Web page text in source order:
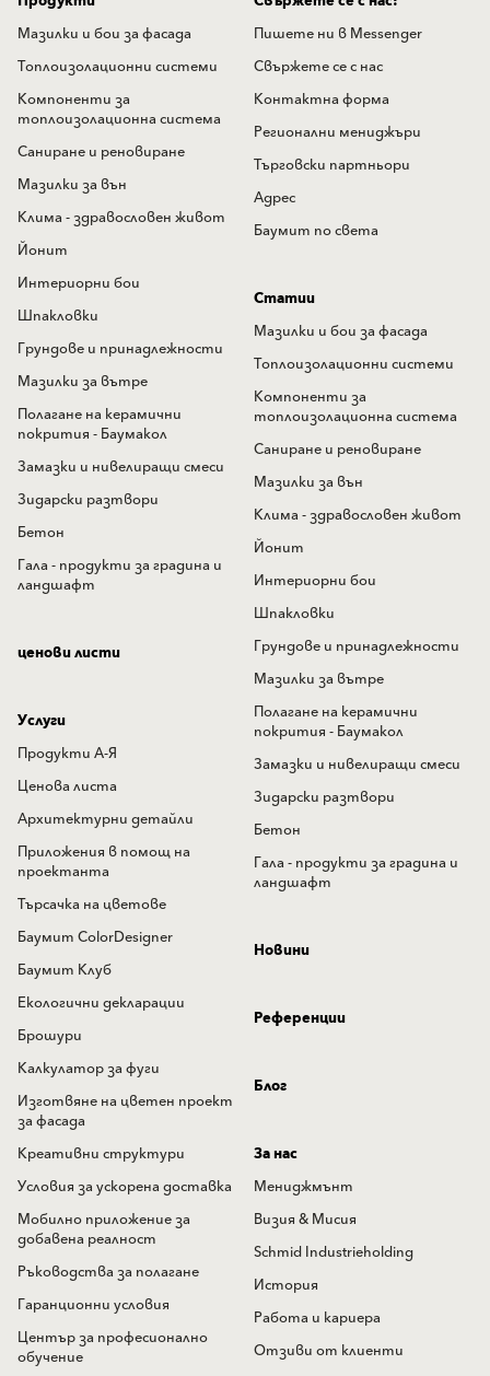
Мазилки и бои за фасада
Топлоизолационни системи
Компоненти за
топлоизолационна система
Саниране и реновиране
Мазилки за вън
Клима - здравословен живот
Йонит
Интериорни бои
Шпакловки
Грундове и принадлежности
Мазилки за вътре
Полагане на керамични
покрития - Баумакол
Замазки и нивелиращи смеси
Зидарски разтвори
Бетон
Гала - продукти за градина и
ландшафт
Пишете ни в Messenger
Свържете се с нас
Контактна форма
Регионални мениджъри
Търговски партньори
Адрес
Баумит по света
Статии
Мазилки и бои за фасада
Топлоизолационни системи
Компоненти за
топлоизолационна система
Саниране и реновиране
Мазилки за вън
Клима - здравословен живот
Йонит
Интериорни бои
Шпакловки
Грундове и принадлежности
Мазилки за вътре
Полагане на керамични
покрития - Баумакол
Замазки и нивелиращи смеси
Зидарски разтвори
Бетон
Гала - продукти за градина и
ландшафт
ценови листи
Услуги
Продукти А-Я
Ценова листа
Архитектурни детайли
Приложения в помощ на
проектанта
Търсачка на цветове
Баумит ColorDesigner
Баумит Клуб
Екологични декларации
Брошури
Калкулатор за фуги
Изготвяне на цветен проект
за фасада
Креативни структури
Условия за ускорена доставка
Мобилно приложение за
добавена реалност
Ръководства за полагане
Гаранционни условия
Център за професионално
обучение
Новини
Референции
Блог
За нас
Мениджмънт
Визия & Мисия
Schmid Industrieholding
История
Работа и кариера
Отзиви от клиенти